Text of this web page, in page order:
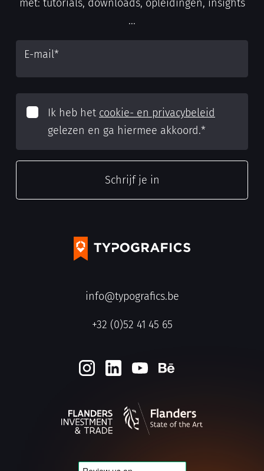
info@typografics.be
+32 (0)52 41 45 65
met: tutorials, downloads, opleidingen, insights
...
E-mail*
Ik heb het cookie- en privacybeleid
gelezen en ga hiermee akkoord.*